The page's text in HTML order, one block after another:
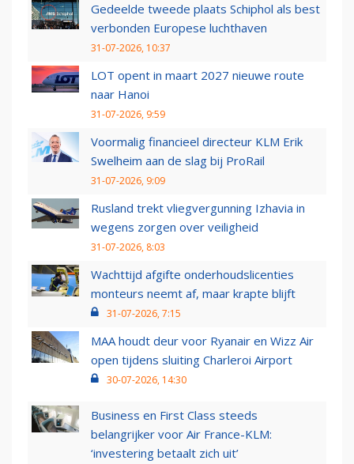
Gedeelde tweede plaats Schiphol als best
verbonden Europese luchthaven
31-07-2026, 10:37
LOT opent in maart 2027 nieuwe route
naar Hanoi
31-07-2026, 9:59
Voormalig financieel directeur KLM Erik
Swelheim aan de slag bij ProRail
31-07-2026, 9:09
Rusland trekt vliegvergunning Izhavia in
wegens zorgen over veiligheid
31-07-2026, 8:03
Wachttijd afgifte onderhoudslicenties
monteurs neemt af, maar krapte blijft
31-07-2026, 7:15
MAA houdt deur voor Ryanair en Wizz Air
open tijdens sluiting Charleroi Airport
30-07-2026, 14:30
Business en First Class steeds
belangrijker voor Air France-KLM:
‘investering betaalt zich uit’